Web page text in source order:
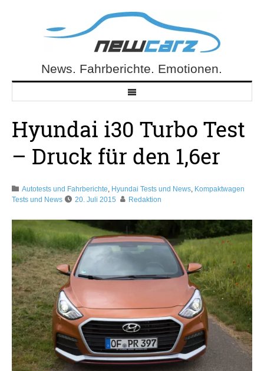
NewCarz.deNews. Fahrberichte. Emotionen.
Hyundai i30 Turbo Test
– Druck für den 1,6er
Autotests und Fahrberichte, Hyundai Tests und News, Kompaktwagen
Tests und News
20. Juli 2015 Redaktion